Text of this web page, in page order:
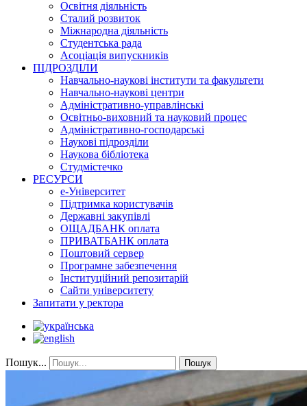
Освітня діяльність
Сталий розвиток
Міжнародна діяльність
Студентська рада
Асоціація випускників
ПІДРОЗДІЛИ
Навчально-наукові інститути та факультети
Навчально-наукові центри
Адміністративно-управлінські
Освітньо-виховний та науковий процес
Адміністративно-господарські
Наукові підрозділи
Наукова бібліотека
Студмістечко
РЕСУРСИ
е-Університет
Підтримка користувачів
Державні закупівлі
ОЩАДБАНК оплата
ПРИВАТБАНК оплата
Поштовий сервер
Програмне забезпечення
Інституційний репозитарій
Сайти університету
Запитати у ректора
Пошук... Пошук